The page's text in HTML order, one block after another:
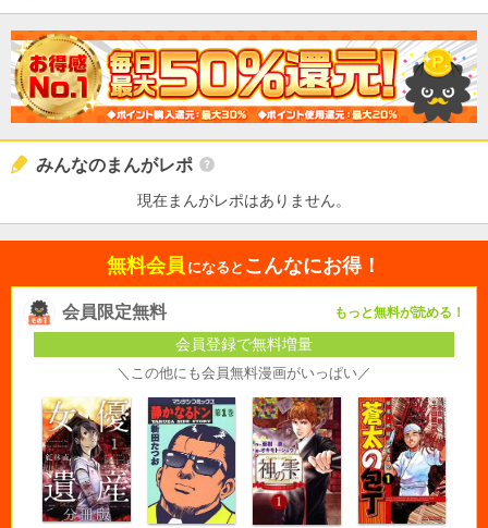
みんなのまんがレポ
現在まんがレポはありません。
無料会員 になると こんなにお得！
会員限定無料 もっと無料が読める！
会員登録で無料増量
＼この他にも会員無料漫画がいっぱい／